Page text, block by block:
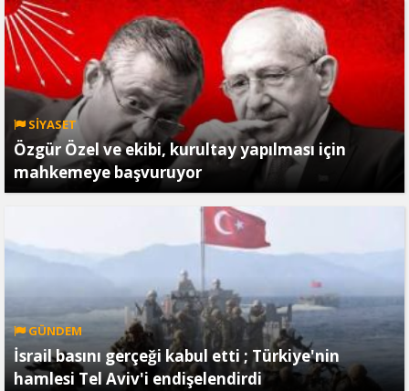
SİYASET
Özgür Özel ve ekibi, kurultay yapılması için
mahkemeye başvuruyor
GÜNDEM
İsrail basını gerçeği kabul etti ; Türkiye'nin
hamlesi Tel Aviv'i endişelendirdi